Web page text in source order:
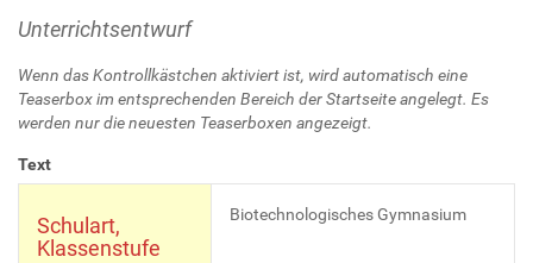
Unterrichtsentwurf
Wenn das Kontrollkästchen aktiviert ist, wird automatisch eine
Teaserbox im entsprechenden Bereich der Startseite angelegt. Es
werden nur die neuesten Teaserboxen angezeigt.
Text
Schulart,
Klassenstufe
Biotechnologisches Gymnasium